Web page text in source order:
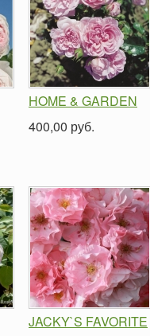
HOME & GARDEN
400,00 руб.
JACKY`S FAVORITE